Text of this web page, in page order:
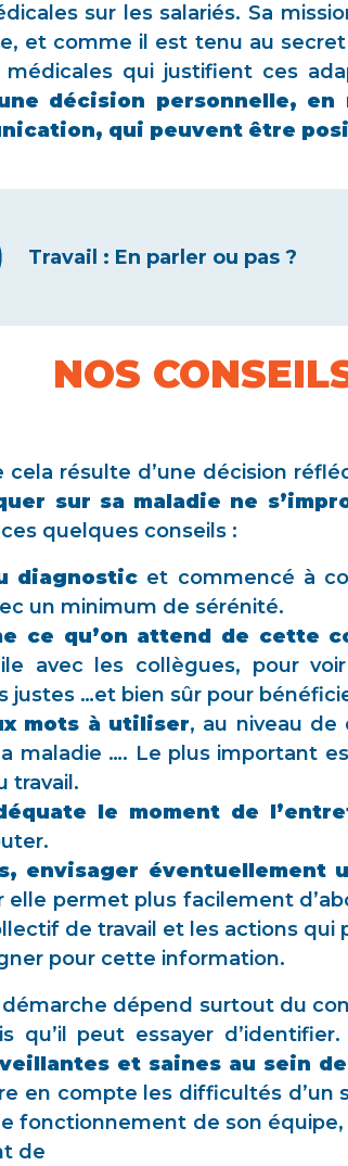
sur les salariés. Sa
et comme il est tenu au secret
qui justifient ces
décision personnelle,
qui peuvent être
Travail : En parler ou pas ?
NOS
cela résulte d’une décision
sur sa maladie ne
quelques conseils :
diagnostic et commencé à
un minimum de sérénité.
ce qu’on attend de cette
avec les collègues, pour
justes …et bien sûr pour
mots à utiliser, au niveau de
maladie …. Le plus important
travail.
le moment de
envisager éventuellement
elle permet plus facilement
de travail et les actions qui
pour cette information.
démarche dépend surtout du
qu’il peut essayer d’identifier.
et saines au sein
en compte les difficultés d’un
fonctionnement de son
de